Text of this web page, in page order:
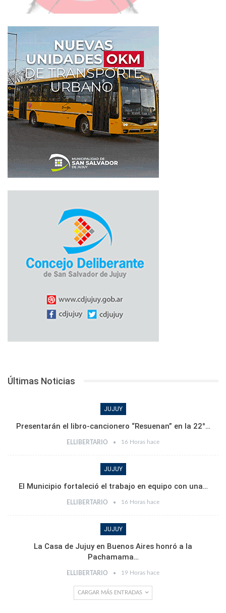
Últimas Noticias
JUJUY
Presentarán el libro-cancionero “Resuenan” en la 22°…
ELLIBERTARIO 16 Horas hace
JUJUY
El Municipio fortaleció el trabajo en equipo con una…
ELLIBERTARIO 16 Horas hace
JUJUY
La Casa de Jujuy en Buenos Aires honró a la
Pachamama…
ELLIBERTARIO 19 Horas hace
CARGAR MÁS ENTRADAS